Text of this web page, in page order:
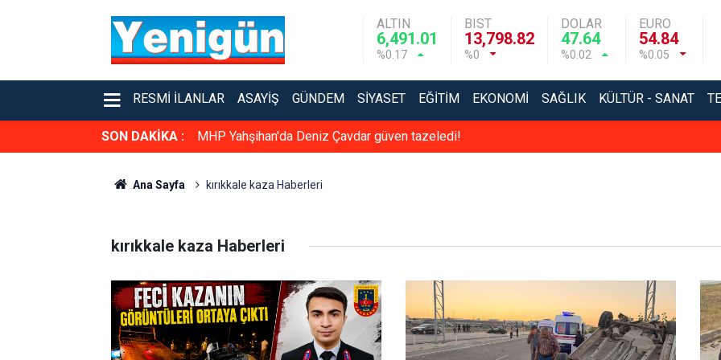
ALTIN
6,491.01
%0.17
BIST
13,798.82
%0
DOLAR
47.64
%0.02
EURO
54.84
%0.05
RESMI İLANLAR ASAYIŞ GÜNDEM SIYASET EĞITIM EKONOMI SAĞLIK KÜLTÜR - SANAT
SON DAKİKA : MHP Yahşihan'da Deniz Çavdar güven tazeledi!
Ana Sayfa kırıkkale kaza Haberleri
kırıkkale kaza Haberleri